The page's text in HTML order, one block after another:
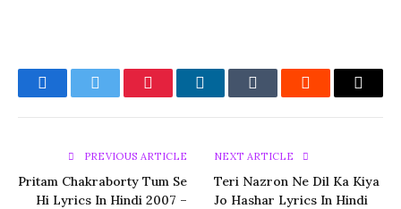
FacebookTwitter PinterestLinkedInTumblr Reddit Email
PREVIOUS ARTICLE
Pritam Chakraborty Tum Se
Hi Lyrics In Hindi 2007 –
NEXT ARTICLE
Teri Nazron Ne Dil Ka Kiya
Jo Hashar Lyrics In Hindi